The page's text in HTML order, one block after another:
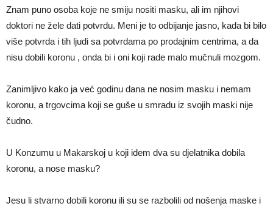
Znam puno osoba koje ne smiju nositi masku, ali im njihovi
doktori ne žele dati potvrdu. Meni je to odbijanje jasno, kada bi bilo
više potvrda i tih ljudi sa potvrdama po prodajnim centrima, a da
nisu dobili koronu , onda bi i oni koji rade malo mučnuli mozgom.
Zanimljivo kako ja već godinu dana ne nosim masku i nemam
koronu, a trgovcima koji se guše u smradu iz svojih maski nije
čudno.
U Konzumu u Makarskoj u koji idem dva su djelatnika dobila
koronu, a nose masku?
Jesu li stvarno dobili koronu ili su se razbolili od nošenja maske i